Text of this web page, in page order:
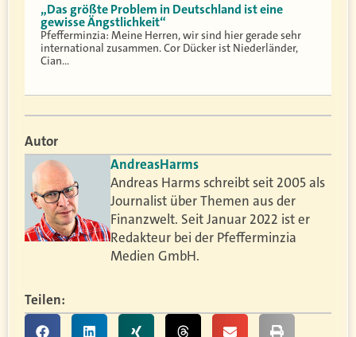
„Das größte Problem in Deutschland ist eine
gewisse Ängstlichkeit“
Pfefferminzia: Meine Herren, wir sind hier gerade sehr
international zusammen. Cor Dücker ist Niederländer,
Cian…
Autor
AndreasHarms
Andreas Harms schreibt seit 2005 als
Journalist über Themen aus der
Finanzwelt. Seit Januar 2022 ist er
Redakteur bei der Pfefferminzia
Medien GmbH.
Teilen: